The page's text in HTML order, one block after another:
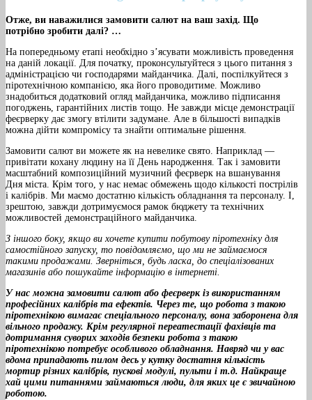
Отже, ви наважилися замовити салют на ваш захід. Що
потрібно зробити далі? …
На попередньому етапі необхідно з’ясувати можливість проведення
на даній локації. Для початку, проконсультуйтеся з цього питання з
адміністрацією чи господарями майданчика. Далі, поспілкуйтеся з
піротехнічною компанією, яка його проводитиме. Можливо
знадобиться додатковий огляд майданчика, можливо підписання
погоджень, гарантійних листів тощо. Не завжди місце демонстрації
феєрверку дає змогу втілити задумане. Але в більшості випадків
можна дійти компромісу та знайти оптимальне рішення.
Замовити салют ви можете як на невелике свято. Наприклад —
привітати кохану людину на її День народження. Так і замовити
масштабний композиційний музичний феєрверк на вшанування
Дня міста. Крім того, у нас немає обмежень щодо кількості пострілів
і калібрів. Ми маємо достатню кількість обладнання та персоналу. І,
зрештою, завжди дотримуємося рамок бюджету та технічних
можливостей демонстраційного майданчика.
З іншого боку, якщо ви хочете купити побутову піротехніку для
самостійного запуску, то повідомляємо, що ми не займаємося
такими продажами. Зверніться, будь ласка, до спеціалізованих
магазинів або пошукайте інформацію в інтернеті.
У нас можна замовити салют або феєрверк із використанням
професійних калібрів та ефектів. Через те, що робота з такою
піротехнікою вимагає спеціального персоналу, вона заборонена для
вільного продажу. Крім регулярної переатестації фахівців та
дотримання суворих заходів безпеки робота з такою
піротехнікою потребує особливого обладнання. Навряд чи у вас
вдома припадають пилом десь у кутку достатня кількість
мортир різних калібрів, пускові модулі, пульти і т.д. Найкраще
хай цими питаннями займаються люди, для яких це є звичайною
роботою.